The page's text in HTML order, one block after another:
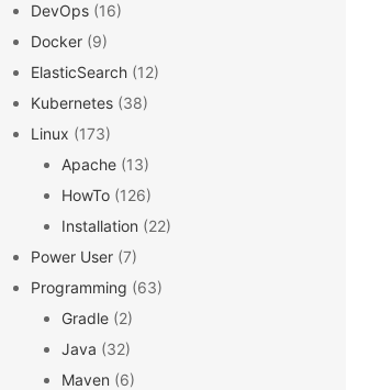
DevOps (16)
Docker (9)
ElasticSearch (12)
Kubernetes (38)
Linux (173)
Apache (13)
HowTo (126)
Installation (22)
Power User (7)
Programming (63)
Gradle (2)
Java (32)
Maven (6)